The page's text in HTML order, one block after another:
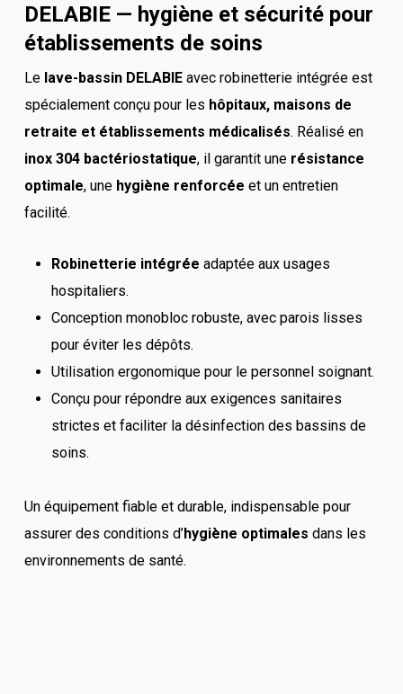
DELABIE — hygiène et sécurité pour
établissements de soins
Le lave-bassin DELABIE avec robinetterie intégrée est
spécialement conçu pour les hôpitaux, maisons de
retraite et établissements médicalisés. Réalisé en
inox 304 bactériostatique, il garantit une résistance
optimale, une hygiène renforcée et un entretien
facilité.
Robinetterie intégrée adaptée aux usages
hospitaliers.
Conception monobloc robuste, avec parois lisses
pour éviter les dépôts.
Utilisation ergonomique pour le personnel soignant.
Conçu pour répondre aux exigences sanitaires
strictes et faciliter la désinfection des bassins de
soins.
Un équipement fiable et durable, indispensable pour
assurer des conditions d’hygiène optimales dans les
environnements de santé.